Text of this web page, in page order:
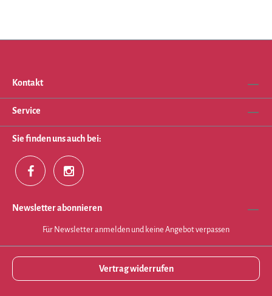
Kontakt
Service
Sie finden uns auch bei:
Newsletter abonnieren
Für Newsletter anmelden und keine Angebot verpassen
Vertrag widerrufen